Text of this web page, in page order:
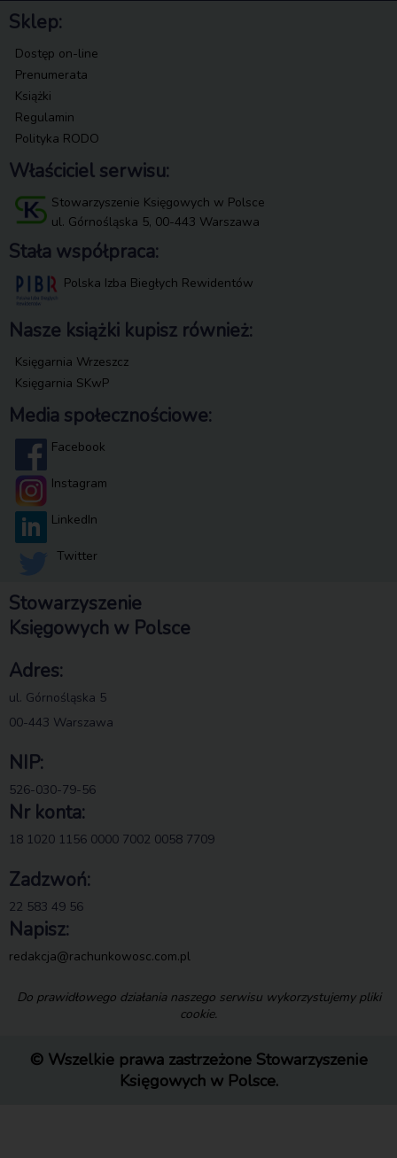
Sklep:
Dostęp on-line
Prenumerata
Książki
Regulamin
Polityka RODO
Właściciel serwisu:
Stowarzyszenie Księgowych w Polsce
ul. Górnośląska 5, 00-443 Warszawa
Stała współpraca:
Polska Izba Biegłych Rewidentów
Nasze książki kupisz również:
Księgarnia Wrzeszcz
Księgarnia SKwP
Media społecznościowe:
Facebook
Instagram
LinkedIn
Twitter
Stowarzyszenie
Księgowych w Polsce
Adres:
ul. Górnośląska 5
00-443 Warszawa
NIP:
526-030-79-56
Nr konta:
18 1020 1156 0000 7002 0058 7709
Zadzwoń:
22 583 49 56
Napisz:
redakcja@rachunkowosc.com.pl
Do prawidłowego działania naszego serwisu wykorzystujemy pliki
cookie.
© Wszelkie prawa zastrzeżone Stowarzyszenie
Księgowych w Polsce.